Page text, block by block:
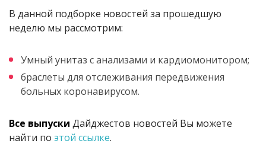
В данной подборке новостей за прошедшую
неделю мы рассмотрим:
Умный унитаз с анализами и кардиомонитором;
браслеты для отслеживания передвижения
больных коронавирусом.
Все выпуски Дайджестов новостей Вы можете
найти по этой ссылке.